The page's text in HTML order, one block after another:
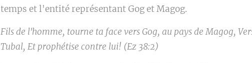
temps et l'entité représentant Gog et Magog.
Fils de l'homme, tourne ta face vers Gog, au pays de Magog,
Tubal, Et prophétise contre lui! (Ez 38:2)